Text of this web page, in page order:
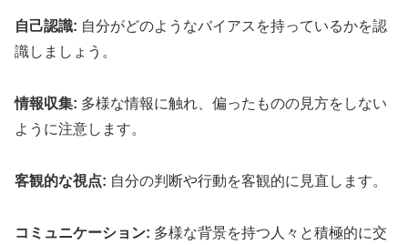
自己認識: 自分がどのようなバイアスを持っているかを認
識しましょう。
情報収集: 多様な情報に触れ、偏ったものの見方をしない
ように注意します。
客観的な視点: 自分の判断や行動を客観的に見直します。
コミュニケーション: 多様な背景を持つ人々と積極的に交